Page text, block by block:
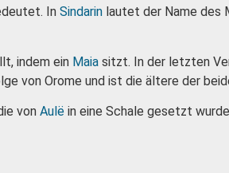
In Sindarin lautet der Name des
indem ein Maia sitzt. In der letzten
von Orome und ist die ältere der
von Aulë in eine Schale gesetzt